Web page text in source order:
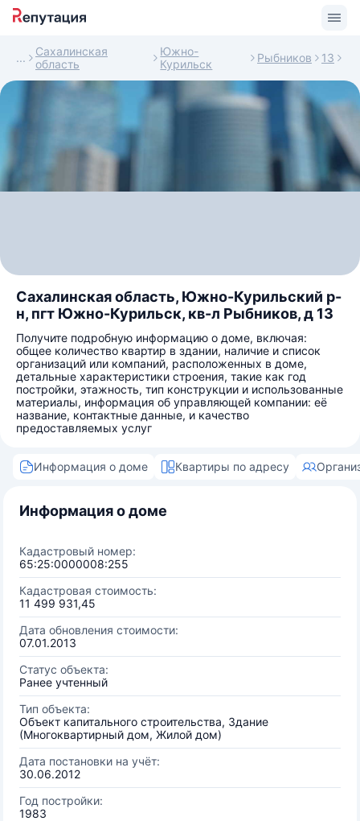
Сахалинская
область
Южно-
Курильск
Рыбников 13
Сахалинская область, Южно-Курильский р-
н, пгт Южно-Курильск, кв-л Рыбников, д 13
Получите подробную информацию о доме, включая:
общее количество квартир в здании, наличие и список
организаций или компаний, расположенных в доме,
детальные характеристики строения, такие как год
постройки, этажность, тип конструкции и использованные
материалы, информация об управляющей компании: её
название, контактные данные, и качество
предоставляемых услуг
Информация о доме Квартиры по адресу
Информация о доме
Кадастровый номер:
65:25:0000008:255
Кадастровая стоимость:
11 499 931,45
Дата обновления стоимости:
07.01.2013
Статус объекта:
Ранее учтенный
Тип объекта:
Объект капитального строительства, Здание
(Многоквартирный дом, Жилой дом)
Дата постановки на учёт:
30.06.2012
Год постройки:
1983